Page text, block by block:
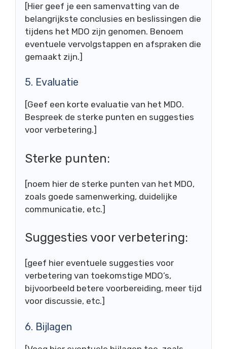
[Hier geef je een samenvatting van de
belangrijkste conclusies en beslissingen die
tijdens het MDO zijn genomen. Benoem
eventuele vervolgstappen en afspraken die
gemaakt zijn.]
5. Evaluatie
[Geef een korte evaluatie van het MDO.
Bespreek de sterke punten en suggesties
voor verbetering.]
Sterke punten:
[noem hier de sterke punten van het MDO,
zoals goede samenwerking, duidelijke
communicatie, etc.]
Suggesties voor verbetering:
[geef hier eventuele suggesties voor
verbetering van toekomstige MDO’s,
bijvoorbeeld betere voorbereiding, meer tijd
voor discussie, etc.]
6. Bijlagen